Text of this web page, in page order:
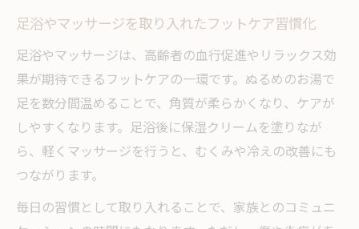
足浴やマッサージを取り入れたフットケア習慣化
足浴やマッサージは、高齢者の血行促進やリラックス効
果が期待できるフットケアの一環です。ぬるめのお湯で
足を数分間温めることで、角質が柔らかくなり、ケアが
しやすくなります。足浴後に保湿クリームを塗りなが
ら、軽くマッサージを行うと、むくみや冷えの改善にも
つながります。
毎日の習慣として取り入れることで、家族とのコミュニ